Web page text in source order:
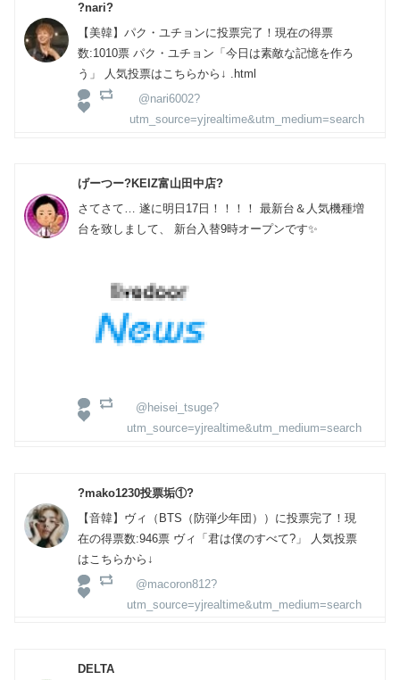
?nari?
【美韓】パク・ユチョンに投票完了！現在の得票
数:1010票 パク・ユチョン「今日は素敵な記憶を作ろ
う」 人気投票はこちらから↓ .html
@nari6002?
utm_source=yjrealtime&utm_medium=search
げーつー?KEIZ富山田中店?
さてさて… 遂に明日17日！！！！ 最新台＆人気機種増
台を致しまして、 新台入替9時オープンです✨
@heisei_tsuge?
utm_source=yjrealtime&utm_medium=search
?mako1230投票垢①?
【音韓】ヴィ（BTS（防弾少年団））に投票完了！現
在の得票数:946票 ヴィ「君は僕のすべて?」 人気投票
はこちらから↓
@macoron812?
utm_source=yjrealtime&utm_medium=search
DELTA